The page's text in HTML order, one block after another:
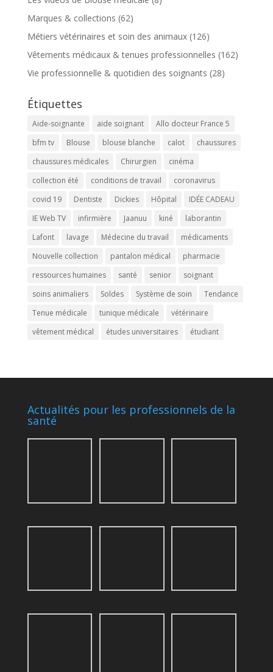
Marques & collections (62)
Métiers vétérinaires et soin des animaux(126)
Vêtements médicaux & tenues professionnelles (162)
Vie professionnelle & quotidien des soignants (28)
Étiquettes
Aide-soignante aide soignant
Allo docteur France 5
bfm tv
Blouse blouse blanche calot
chaussures
chaussures médicales
Chirurgien
cinéma
collection été
conditions de travail
coronavirus
covid 19
Dentiste Dickies Hôpital
IDÉE CADEAU
IE Web TV
infirmière Jaanuu kiné
laborantin
Lafont
lavage Médecine du travail
médicaments
Nouvelle collection
pantalon médical
pharmacie
ressources humaines
santé senior
soignant
soins animaliers
Soldes Système de soin
Tendance
Tenue médicale
tunique médicale
vétérinaire
vêtement médical
études universitaires étudiant
Actualités pour les professionnels de la
santé